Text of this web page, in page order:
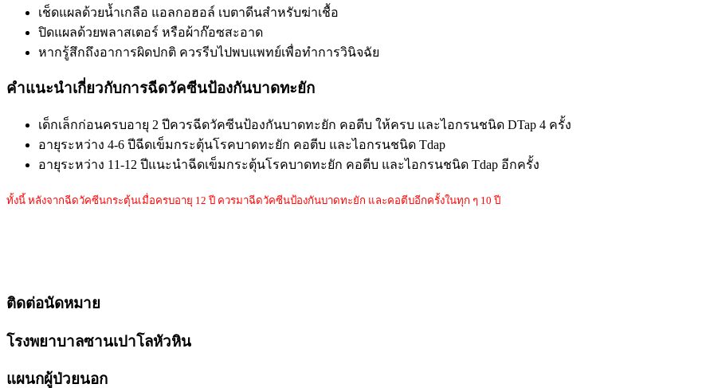
เช็ดแผลด้วยน้ำเกลือ แอลกอฮอล์ เบตาดีนสำหรับฆ่าเชื้อ
ปิดแผลด้วยพลาสเตอร์ หรือผ้าก๊อซสะอาด
หากรู้สึกถึงอาการผิดปกติ ควรรีบไปพบแพทย์เพื่อทำการวินิจฉัย
คำแนะนำเกี่ยวกับการฉีดวัคซีนป้องกันบาดทะยัก
เด็กเล็กก่อนครบอายุ 2 ปีควรฉีดวัคซีนป้องกันบาดทะยัก คอตีบ ให้ครบ และไอกรนชนิด DTap 4 ครั้ง
อายุระหว่าง 4-6 ปีฉีดเข็มกระตุ้นโรคบาดทะยัก คอตีบ และไอกรนชนิด Tdap
อายุระหว่าง 11-12 ปีแนะนำฉีดเข็มกระตุ้นโรคบาดทะยัก คอตีบ และไอกรนชนิด Tdap อีกครั้ง
ทั้งนี้ หลังจากฉีดวัคซีนกระตุ้นเมื่อครบอายุ 12 ปี ควรมาฉีดวัคซีนป้องกันบาดทะยัก และคอตีบอีกครั้งในทุก ๆ 10 ปี
ติดต่อนัดหมาย
โรงพยาบาลซานเปาโลหัวหิน
แผนกผู้ป่วยนอก